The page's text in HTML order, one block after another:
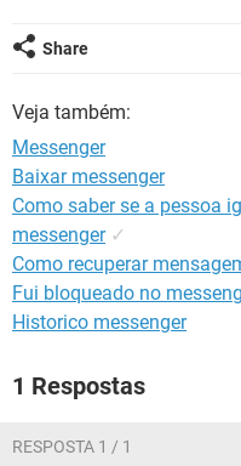
Share
Veja também:
Messenger
Baixar messenger
Como saber se a pessoa
messenger ✓
Como recuperar
Fui bloqueado no
Historico messenger
1 Respostas
RESPOSTA 1 / 1